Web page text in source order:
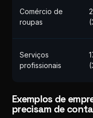
Comércio de
roupas
Serviços
profissionais
Exemplos de
precisam de